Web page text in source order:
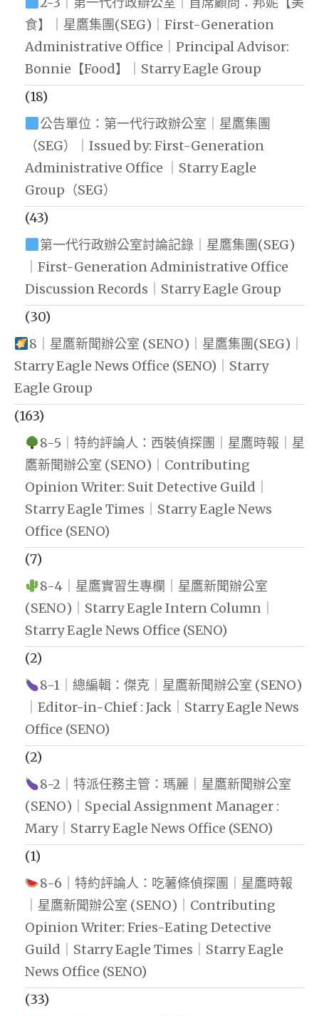
食】｜星鷹集團(SEG)｜First-Generation
Administrative Office｜Principal Advisor:
Bonnie【Food】｜Starry Eagle Group
(18)
公告單位：第一代行政辦公室｜星鷹集團
（SEG）｜Issued by: First-Generation
Administrative Office ｜Starry Eagle
Group（SEG）
(43)
第一代行政辦公室討論記錄｜星鷹集團(SEG)
｜First-Generation Administrative Office
Discussion Records｜Starry Eagle Group
(30)
8｜星鷹新聞辦公室 (SENO)｜星鷹集團(SEG)｜
Starry Eagle News Office (SENO)｜Starry
Eagle Group
(163)
8-5｜特約評論人：西裝偵探團｜星鷹時報｜星
鷹新聞辦公室 (SENO)｜Contributing
Opinion Writer: Suit Detective Guild｜
Starry Eagle Times｜Starry Eagle News
Office (SENO)
(7)
8-4｜星鷹實習生專欄｜星鷹新聞辦公室
(SENO)｜Starry Eagle Intern Column｜
Starry Eagle News Office (SENO)
(2)
8-1｜總編輯：傑克｜星鷹新聞辦公室 (SENO)
｜Editor-in-Chief : Jack｜Starry Eagle News
Office (SENO)
(2)
8-2｜特派任務主管：瑪麗｜星鷹新聞辦公室
(SENO)｜Special Assignment Manager :
Mary｜Starry Eagle News Office (SENO)
(1)
8-6｜特約評論人：吃薯條偵探團｜星鷹時報
｜星鷹新聞辦公室 (SENO)｜Contributing
Opinion Writer: Fries-Eating Detective
Guild｜Starry Eagle Times｜Starry Eagle
News Office (SENO)
(33)